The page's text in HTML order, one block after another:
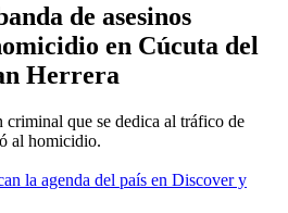
de asesinos
en Cúcuta del
Herrera
criminal que se dedica al tráfico de
al homicidio.
la agenda del país en Discover y